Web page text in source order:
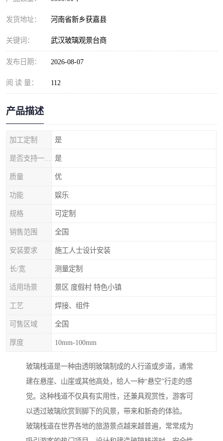
发货地址： 河南省新乡获嘉县
关键词： 武汉玻璃观景台商
发布日期： 2026-08-07
阅 读 量： 112
产品描述
加工定制 是
是
质量 优
功能 娱乐
规格 可定制
销售范围 全国
安装要求 施工人士设计安装
长/宽 测量定制
适用场景 景区 度假村 特色小镇
工艺 焊接、组件
可售区域 全国
厚度 10mm-100mm
玻璃栈道是一种由透明玻璃制成的人行道或步道，通常
建在悬崖、山崖或其他高处，给人一种“悬空”行走的感
觉。这种栈道不仅具有实用性，还兼具观赏性，游客可
以透过玻璃欣赏到脚下的风景，带来和新奇的体验。
玻璃栈道在世界各地的旅游景点越来越普遍，常常成为